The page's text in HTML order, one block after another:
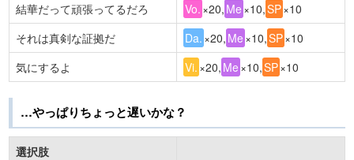
結華だって頑張ってるだろ
Vo. ×20, Me ×10,SP×10
それは真剣な証拠だ
Da. ×20, Me ×10,SP×10
気にするよ
Vi. ×20, Me ×10,SP×10
…やっぱりちょっと遅いかな？
選択肢